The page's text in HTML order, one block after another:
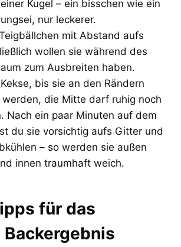
Kugel – ein bisschen wie ein
nur leckerer.
mit Abstand aufs
wollen sie während des
zum Ausbreiten haben.
bis sie an den Rändern
die Mitte darf ruhig noch
Nach ein paar Minuten auf dem
du sie vorsichtig aufs Gitter und
– so werden sie außen
innen traumhaft weich.
für das